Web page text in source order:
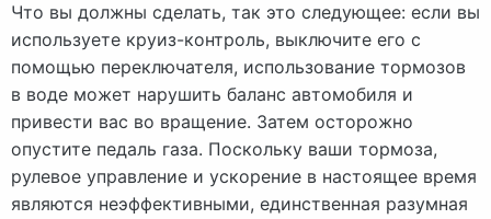
Что вы должны сделать, так это следующее: если вы
используете круиз-контроль, выключите его с
помощью переключателя, использование тормозов
в воде может нарушить баланс автомобиля и
привести вас во вращение. Затем осторожно
опустите педаль газа. Поскольку ваши тормоза,
рулевое управление и ускорение в настоящее время
являются неэффективными, единственная разумная